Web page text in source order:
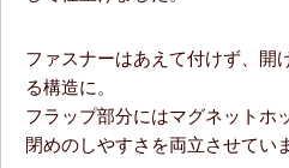
ファスナーはあえて付けず、開
る構造に。
フラップ部分にはマグネットホ
閉めのしやすさを両立させてい